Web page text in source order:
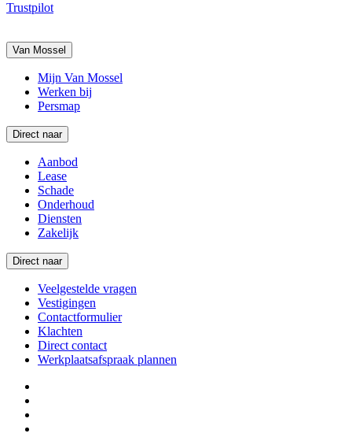
Trustpilot
Van Mossel
Mijn Van Mossel
Werken bij
Persmap
Direct naar
Aanbod
Lease
Schade
Onderhoud
Diensten
Zakelijk
Direct naar
Veelgestelde vragen
Vestigingen
Contactformulier
Klachten
Direct contact
Werkplaatsafspraak plannen